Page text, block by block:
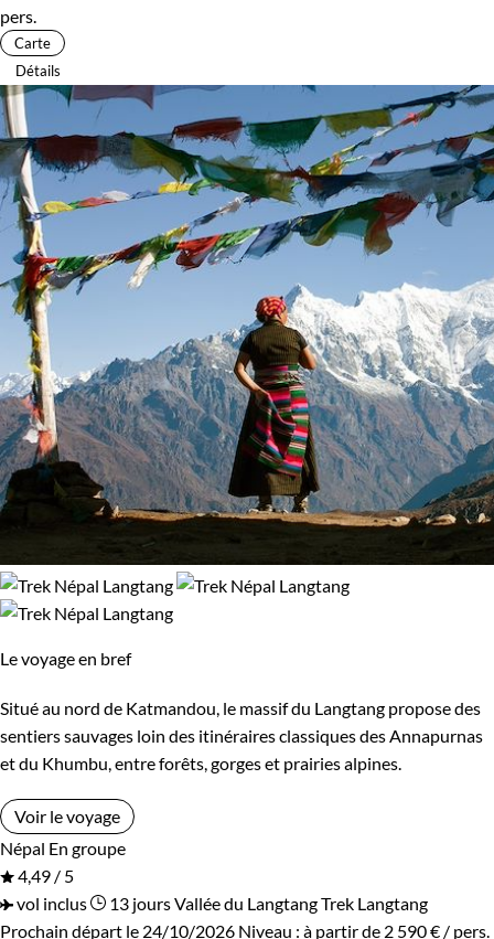
pers.
Carte
Détails
Le voyage en bref
Situé au nord de Katmandou, le massif du Langtang propose des
sentiers sauvages loin des itinéraires classiques des Annapurnas
et du Khumbu, entre forêts, gorges et prairies alpines.
Voir le voyage
Népal En groupe
4,49 / 5
vol inclus
13 joursVallée du LangtangTrek Langtang
Prochain départ le 24/10/2026 Niveau : à partir de 2 590 € / pers.